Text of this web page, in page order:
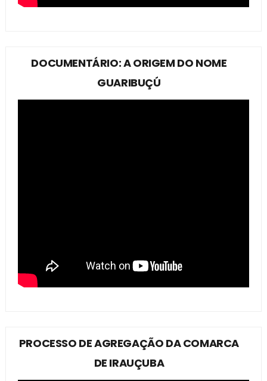
DOCUMENTÁRIO: A ORIGEM DO NOME
GUARIBUÇÚ
PROCESSO DE AGREGAÇÃO DA COMARCA
DE IRAUÇUBA